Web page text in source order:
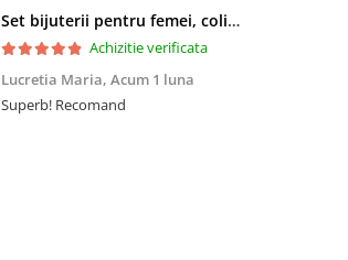
Set bijuterii pentru femei, colier cu pandantiv si cercei, CRM, 51 cm, multicolor
Achizitie verificata
Lucretia Maria, Acum 1 luna
Superb! Recomand